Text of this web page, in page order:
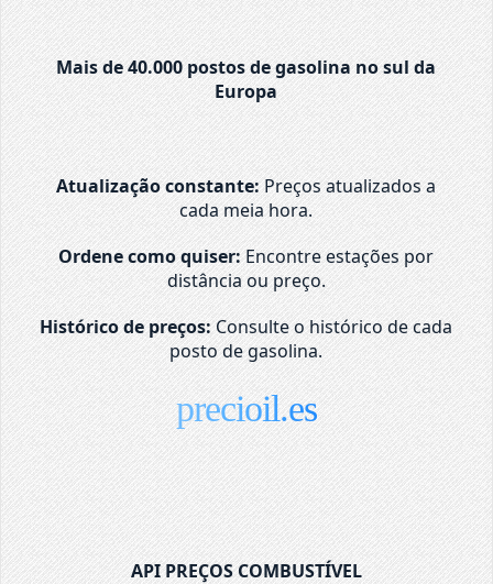
Mais de 40.000 postos de gasolina no sul da
Europa
Atualização constante: Preços atualizados a
cada meia hora.
Ordene como quiser: Encontre estações por
distância ou preço.
Histórico de preços: Consulte o histórico de cada
posto de gasolina.
precioil.es
API PREÇOS COMBUSTÍVEL